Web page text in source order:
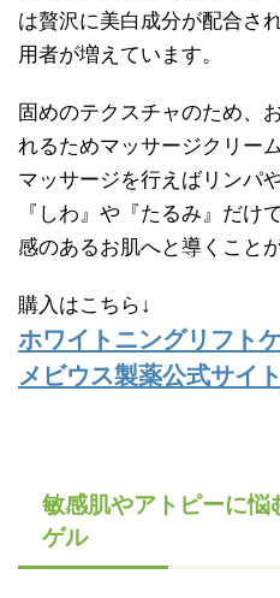
は贅沢に美白成分が配合さ
用者が増えています。
固めのテクスチャのため、
れるためマッサージクリー
マッサージを行えばリンパ
『しわ』や『たるみ』だけ
感のあるお肌へと導くこと
購入はこちら↓
ホワイトニングリフト
メビウス製薬公式サイト
敏感肌やアトピーに悩
ゲル